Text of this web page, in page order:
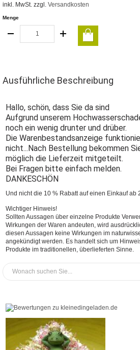
inkl. MwSt. zzgl. Versandkosten
Menge
Ausführliche Beschreibung
Hallo, schön, dass Sie da sind
Aufgrund unserem
noch ein wenig drunter und drüber.
Die Warenbestandsanzeige
nicht...Nach Bestellung bekommen
möglich die Lieferzeit mitgeteilt.
Bei Fragen bitte einfach melden.
DANKESCHÖN
Und nicht die 10 % Rabatt auf einen Einkauf ab
Wichtiger Hinweis!
Sollten Aussagen über einzelne Produkte
Wirkungen der Waren andeuten, wird
diesen Aussagen keine Wirkungen im
angekündigt werden. Es handelt sich um
Produkte im traditionellen, überlieferten Sinne.